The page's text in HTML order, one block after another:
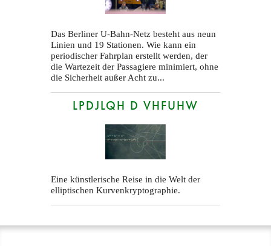
Das Berliner U-Bahn-Netz besteht aus neun
Linien und 19 Stationen. Wie kann ein
periodischer Fahrplan erstellt werden, der
die Wartezeit der Passagiere minimiert, ohne
die Sicherheit außer Acht zu...
LPDJLQH D VHFUHW
Eine künstlerische Reise in die Welt der
elliptischen Kurvenkryptographie.